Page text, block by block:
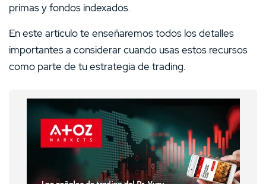
primas y fondos indexados.
En este artículo te enseñaremos todos los detalles
importantes a considerar cuando usas estos recursos
como parte de tu estrategia de trading.